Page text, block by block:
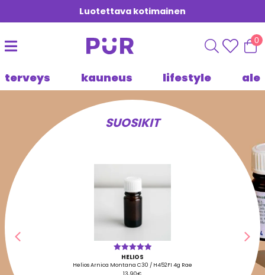
Luotettava kotimainen
0
terveys kauneus lifestyle ale
SUOSIKIT
Arvostelu
tuotteesta:
5.00/ 5
HELIOS
Helios Arnica Montana C30 / H452FI 4g Rae
Edellinen